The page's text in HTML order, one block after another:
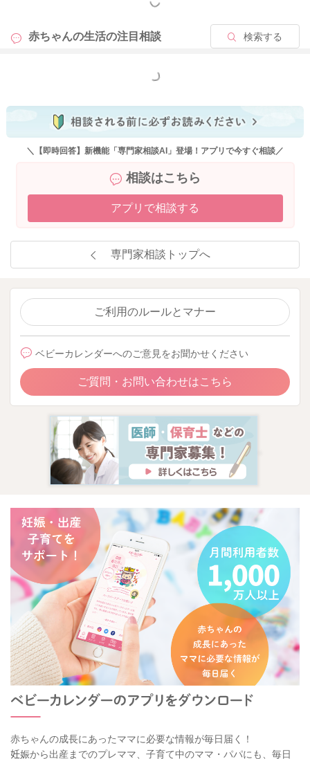
赤ちゃんの生活の注目相談 検索する
もっと見る
＼【即時回答】新機能「専門家相談AI」登場！アプリで今すぐ相談／
相談はこちら
アプリで相談する
専門家相談トップへ
ご利用のルールとマナー
ベビーカレンダーへのご意見をお聞かせください
ご質問・お問い合わせはこちら
赤ちゃんの成長にあったママに必要な情報が毎日届く！
妊娠から出産までのプレママ、子育て中のママ・パパにも、毎日